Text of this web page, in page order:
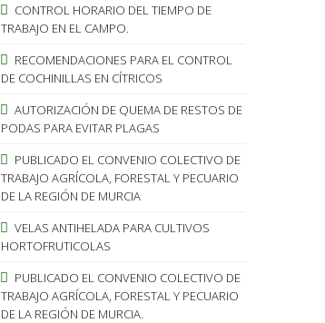
CONTROL HORARIO DEL TIEMPO DE
TRABAJO EN EL CAMPO.
RECOMENDACIONES PARA EL CONTROL
DE COCHINILLAS EN CÍTRICOS
AUTORIZACIÓN DE QUEMA DE RESTOS DE
PODAS PARA EVITAR PLAGAS
PUBLICADO EL CONVENIO COLECTIVO DE
TRABAJO AGRÍCOLA, FORESTAL Y PECUARIO
DE LA REGIÓN DE MURCIA
VELAS ANTIHELADA PARA CULTIVOS
HORTOFRUTICOLAS
PUBLICADO EL CONVENIO COLECTIVO DE
TRABAJO AGRÍCOLA, FORESTAL Y PECUARIO
DE LA REGIÓN DE MURCIA.